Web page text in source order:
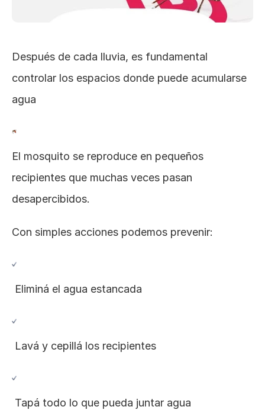
Después de cada lluvia, es fundamental
controlar los espacios donde puede acumularse
agua
El mosquito se reproduce en pequeños
recipientes que muchas veces pasan
desapercibidos.
Con simples acciones podemos prevenir:
Eliminá el agua estancada
Lavá y cepillá los recipientes
Tapá todo lo que pueda juntar agua